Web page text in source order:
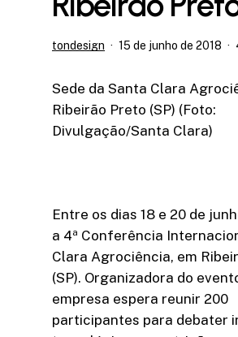
tondesign 15 de junho de 2018
Sede da Santa Clara
Ribeirão Preto (SP) (Foto:
Divulgação/Santa Clara)
Entre os dias 18 e 20 de
a 4ª Conferência
Clara Agrociência, em
(SP). Organizadora do
empresa espera reunir 200
participantes para debater